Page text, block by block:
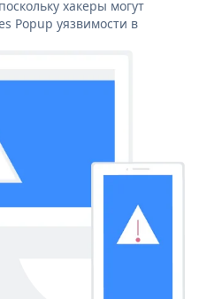
хакеры могут
Popup уязвимости в